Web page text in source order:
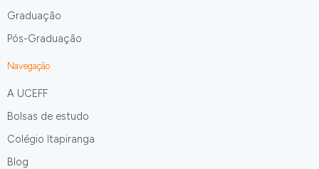
Graduação
Pós-Graduação
Navegação
A UCEFF
Bolsas de estudo
Colégio Itapiranga
Blog